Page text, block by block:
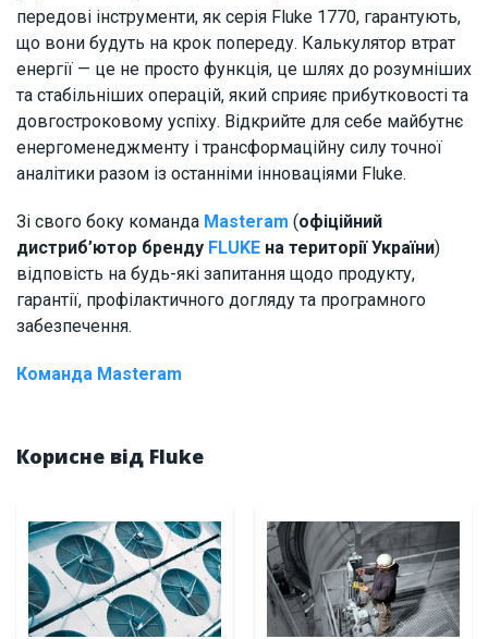
передові інструменти, як серія Fluke 1770, гарантують,
що вони будуть на крок попереду. Калькулятор втрат
енергії — це не просто функція, це шлях до розумніших
та стабільніших операцій, який сприяє прибутковості та
довгостроковому успіху. Відкрийте для себе майбутнє
енергоменеджменту і трансформаційну силу точної
аналітики разом із останніми інноваціями Fluke.
Зі свого боку команда Masteram (офіційний
дистриб’ютор бренду FLUKE на території України)
відповість на будь-які запитання щодо продукту,
гарантії, профілактичного догляду та програмного
забезпечення.
Команда Masteram
Корисне від Fluke